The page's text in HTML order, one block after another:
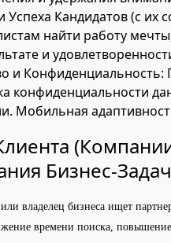
Успеха Кандидатов (с их
найти работу
и
и Конфиденциальность:
конфиденциальности
Мобильная
Бизнес-Задач
владелец бизнеса ищет
времени поиска,